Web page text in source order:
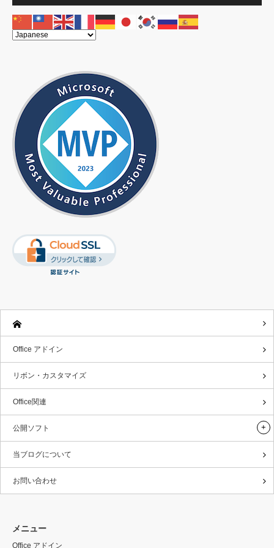
Office アドイン
リボン・カスタマイズ
Office関連
公開ソフト
当ブログについて
お問い合わせ
メニュー
Office アドイン